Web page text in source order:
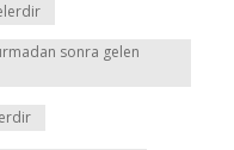
sonra gelen